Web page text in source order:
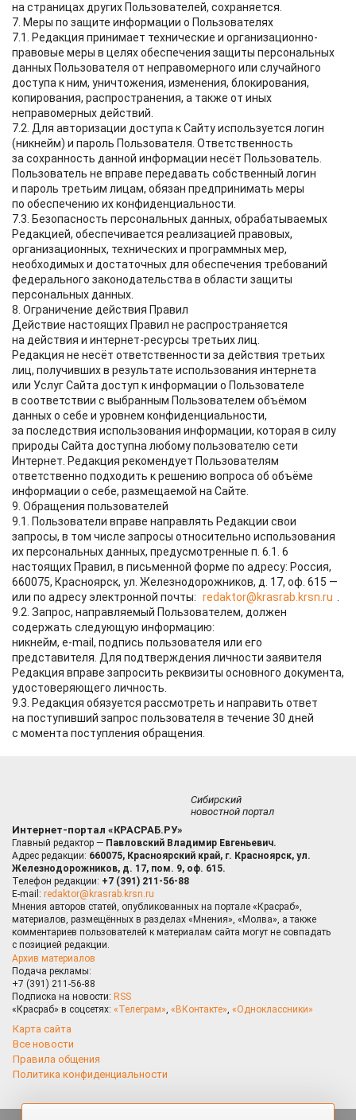
на страницах других Пользователей, сохраняется.
7. Меры по защите информации о Пользователях
7.1. Редакция принимает технические и организационно-
правовые меры в целях обеспечения защиты персональных
данных Пользователя от неправомерного или случайного
доступа к ним, уничтожения, изменения, блокирования,
копирования, распространения, а также от иных
неправомерных действий.
7.2. Для авторизации доступа к Сайту используется логин
(никнейм) и пароль Пользователя. Ответственность
за сохранность данной информации несёт Пользователь.
Пользователь не вправе передавать собственный логин
и пароль третьим лицам, обязан предпринимать меры
по обеспечению их конфиденциальности.
7.3. Безопасность персональных данных, обрабатываемых
Редакцией, обеспечивается реализацией правовых,
организационных, технических и программных мер,
необходимых и достаточных для обеспечения требований
федерального законодательства в области защиты
персональных данных.
8. Ограничение действия Правил
Действие настоящих Правил не распространяется
на действия и интернет-ресурсы третьих лиц.
Редакция не несёт ответственности за действия третьих
лиц, получивших в результате использования интернета
или Услуг Сайта доступ к информации о Пользователе
в соответствии с выбранным Пользователем объёмом
данных о себе и уровнем конфиденциальности,
за последствия использования информации, которая в силу
природы Сайта доступна любому пользователю сети
Интернет. Редакция рекомендует Пользователям
ответственно подходить к решению вопроса об объёме
информации о себе, размещаемой на Сайте.
9. Обращения пользователей
9.1. Пользователи вправе направлять Редакции свои
запросы, в том числе запросы относительно использования
их персональных данных, предусмотренные п. 6.1. 6
настоящих Правил, в письменной форме по адресу: Россия,
660075, Красноярск, ул. Железнодорожников, д. 17, оф. 615 —
или по адресу электронной почты: redaktor@krasrab.krsn.ru
9.2. Запрос, направляемый Пользователем, должен
содержать следующую информацию:
никнейм, e-mail, подпись пользователя или его
представителя. Для подтверждения личности заявителя
Редакция вправе запросить реквизиты основного документа,
удостоверяющего личность.
9.3. Редакция обязуется рассмотреть и направить ответ
на поступивший запрос пользователя в течение 30 дней
с момента поступления обращения.
Сибирский
новостной портал
Интернет-портал «КРАСРАБ.РУ»
Главный редактор — Павловский Владимир Евгеньевич.
Адрес редакции: 660075, Красноярский край, г. Красноярск, ул.
Железнодорожников, д. 17, пом. 9, оф. 615.
Телефон редакции: +7 (391) 211-56-88
E-mail: redaktor@krasrab.krsn.ru
Мнения авторов статей, опубликованных на портале «Красраб»,
материалов, размещённых в разделах «Мнения», «Молва», а также
комментариев пользователей к материалам сайта могут не совпадать
с позицией редакции.
Архив материалов
Подача рекламы:
+7 (391) 211-56-88
Подписка на новости: RSS
«Красраб» в соцсетях: «Телеграм», «ВКонтакте», «Одноклассники»
Карта сайта
Все новости
Правила общения
Политика конфиденциальности